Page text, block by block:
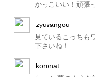
かっこいい！頑張
zyusangou
見ているこっちも
下さいね！
koronat